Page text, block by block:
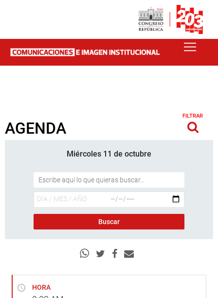
AGENDA
FILTRAR
Miércoles 11 de octubre
HORA